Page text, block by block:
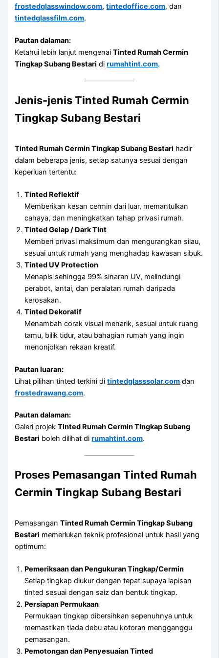
frostedglasswindow.com,tintedoffice.com, dan
tintedglassfilm.com.
Pautan dalaman:
Ketahui lebih lanjut mengenaiTinted Rumah Cermin
Tingkap Subang Bestari dirumahtint.com.
Jenis-jenis Tinted Rumah Cermin
Tingkap Subang Bestari
Tinted Rumah Cermin Tingkap Subang Bestari hadir
dalam beberapa jenis, setiap satunya sesuai dengan
keperluan tertentu:
Tinted Reflektif
Memberikan kesan cermin dari luar, memantulkan
cahaya, dan meningkatkan tahap privasi rumah.
Tinted Gelap / Dark Tint
Memberi privasi maksimum dan mengurangkan silau,
sesuai untuk rumah yang menghadap kawasan sibuk.
Tinted UV Protection
Menapis sehingga 99% sinaran UV, melindungi
perabot, lantai, dan peralatan rumah daripada
kerosakan.
Tinted Dekoratif
Menambah corak visual menarik, sesuai untuk ruang
tamu, bilik tidur, atau bahagian rumah yang ingin
menonjolkan rekaan kreatif.
Pautan luaran:
Lihat pilihan tinted terkini ditintedglasssolar.com dan
frostedrawang.com.
Pautan dalaman:
Galeri projekTinted Rumah Cermin Tingkap Subang
Bestari boleh dilihat dirumahtint.com.
Proses Pemasangan Tinted Rumah
Cermin Tingkap Subang Bestari
PemasanganTinted Rumah Cermin Tingkap Subang
Bestari memerlukan teknik profesional untuk hasil yang
optimum:
Pemeriksaan dan Pengukuran Tingkap/Cermin
Setiap tingkap diukur dengan tepat supaya lapisan
tinted sesuai dengan saiz dan bentuk tingkap.
Persiapan Permukaan
Permukaan tingkap dibersihkan sepenuhnya untuk
memastikan tiada debu atau kotoran mengganggu
pemasangan.
Pemotongan dan Penyesuaian Tinted